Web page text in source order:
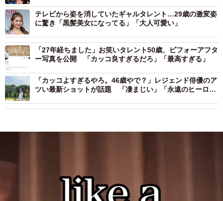
テレビから姿を消していたギャルタレント…29歳の激変姿
に驚き「黒髪美女になってる」「大人可愛い」
「27年経ちました」お笑いタレント50歳、ビフォーアフタ
ー写真を公開 「カッコ良すぎるだろ」「最高すぎる」
「カッコよすぎるやろ。46歳やで？」レジェンド俳優のア
ツい最新ショットが話題 「凄まじい」「永遠のヒーロ